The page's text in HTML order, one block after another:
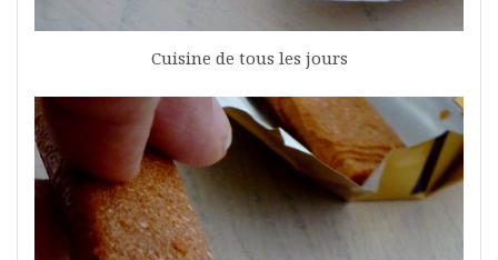
Cuisine de tous les jours